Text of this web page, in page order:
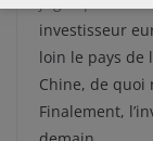
investisseur
loin le pays de
Chine, de quoi
Finalement,